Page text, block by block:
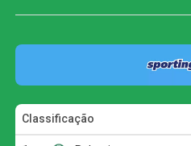
A primeira etapa foi marcada
disputa física. As duas
para construir jogadas